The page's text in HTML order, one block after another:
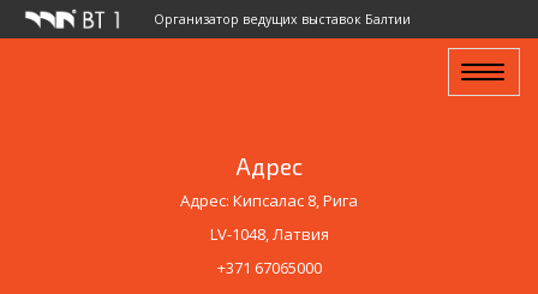
Организатор ведущих выставок Балтии
Toggle
Адрес
Адрес: Кипсалас 8, Рига
LV-1048, Латвия
+371 67065000